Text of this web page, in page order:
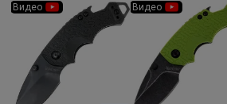
Видео Видео